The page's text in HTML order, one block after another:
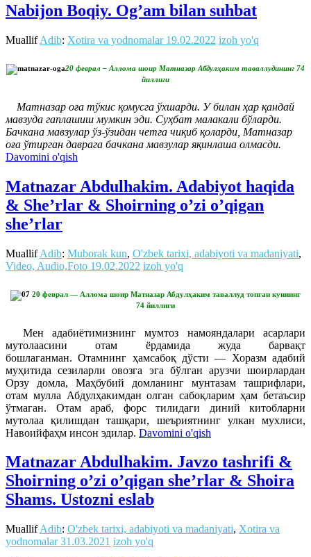
Nabijon Boqiy. Og’am bilan suhbat
MuallifAdib: Xotira va yodnomalar 19.02.2022 izoh yo'q
20 феврал – Аллома шоир Матназар Абдулҳаким таваллудининг 74
йиллиги
Матназар оға тўкис қомусга ўхшарди. У билан ҳар қандай
мавзуда гаплашиш мумкин эди. Суҳбат малакали бўларди.
Бачкана мавзулар ўз-ўзидан четга чиқиб қоларди, Матназар
оға ўтирган даврага бачкана мавзулар яқинлаша олмасди.
Davomini o'qish
Matnazar Abdulhakim. Adabiyot haqida
& She’rlar & Shoirning o’zi o’qigan
she’rlar
MuallifAdib: Muborak kun, O'zbek tarixi, adabiyoti va madaniyati,
Video, Audio,Foto 19.02.2022 izoh yo'q
20 феврал — Аллома шоир Матназар Абдулҳаким таваллуд топган куннинг
74 йиллиги
Мен адабиётимизнинг мумтоз намояндалари асарлари
мутолаасини отам ёрдамида жуда барвақт
бошлаганман. Отамнинг ҳамсабоқ дўсти — Хоразм адабий
муҳитида сезиларли овозга эга бўлган арузчи шоирлардан
Орзу домла, Маҳбубий домланинг мунтазам ташрифлари,
отам мулла Абдулҳакимдан олган сабоқларим ҳам бетаъсир
ўтмаган. Отам араб, форс тилидаги диний китобларни
мутолаа қилишдан ташқари, шеъриятнинг улкан мухлиси,
Навоийфаҳм инсон эдилар. Davomini o'qish
Matnazar Abdulhakim. Javzo tashrifi &
Shoirning o’zi o’qigan she’rlar & Shoira
Shams. Ustozni eslab
MuallifAdib: O'zbek tarixi, adabiyoti va madaniyati, Xotira va
yodnomalar 31.03.2021 izoh yo'q